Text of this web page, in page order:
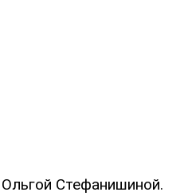
Стефанишиной.